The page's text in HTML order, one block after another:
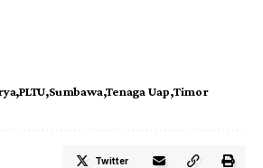
PLTU Sumbawa Tenaga Uap Timor
Twitter